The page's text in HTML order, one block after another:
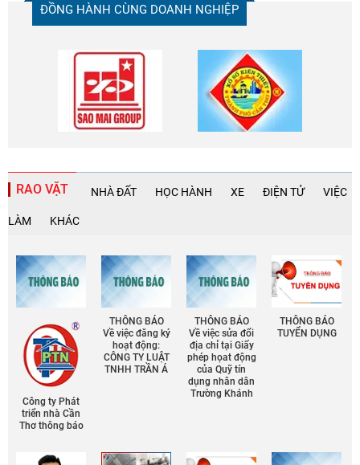
ĐỒNG HÀNH CÙNG DOANH NGHIỆP
RAO VẶT NHÀ ĐẤT HỌC HÀNH XE ĐIỆN TỬ VIỆC
LÀM KHÁC
Công ty Phát
triển nhà Cần
Thơ thông báo
THÔNG BÁO
Về việc đăng ký
hoạt động:
CÔNG TY LUẬT
TNHH TRẦN Á
THÔNG BÁO
Về việc sửa đổi
địa chỉ tại Giấy
phép họat động
của Quỹ tín
dụng nhân dân
Trường Khánh
THÔNG BÁO
TUYỂN DỤNG